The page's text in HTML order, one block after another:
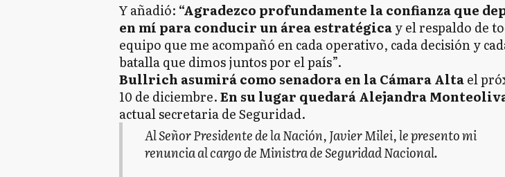
Y añadió: “Agradezco profundamente la confianza que
en mí para conducir un área estratégicay el respaldo de
equipo que me acompañó en cada operativo, cada decisión y
batalla que dimos juntos por el país”.
Bullrich asumirá como senadora en la Cámara Altael
10 de diciembre.En su lugar quedará Alejandra
actual secretaria de Seguridad.
Al Señor Presidente de la Nación, Javier Milei, le presento mi
renuncia al cargo de Ministra de Seguridad Nacional.